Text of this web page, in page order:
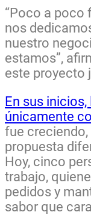
“Poco a poco
nos
nuestro
estamos”,
este proyecto
En sus
únicamente
fue creciendo,
propuesta
Hoy, cinco
trabajo,
pedidos y
sabor que